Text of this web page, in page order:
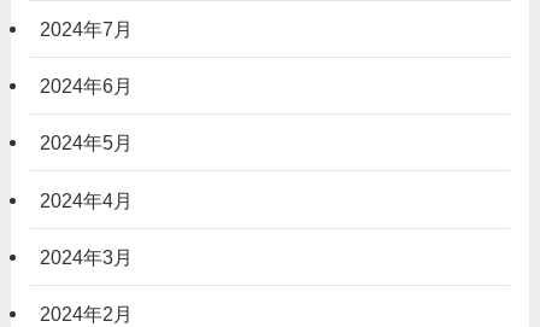
2024年7月
2024年6月
2024年5月
2024年4月
2024年3月
2024年2月